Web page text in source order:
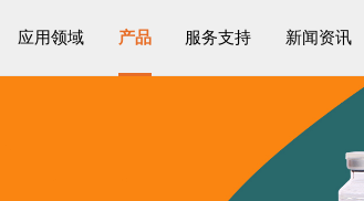
应用领域 产品 服务支持 新闻资讯